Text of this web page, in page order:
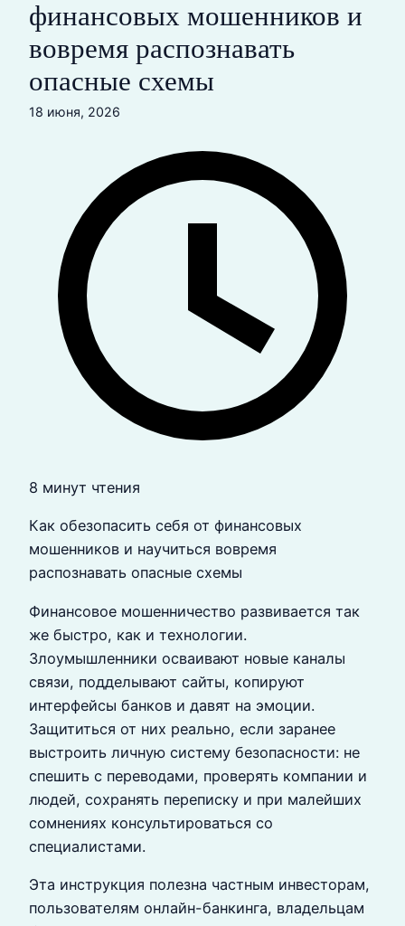
финансовых мошенников и
вовремя распознавать
опасные схемы
18 июня, 2026
8 минут чтения
Как обезопасить себя от финансовых
мошенников и научиться вовремя
распознавать опасные схемы
Финансовое мошенничество развивается так
же быстро, как и технологии.
Злоумышленники осваивают новые каналы
связи, подделывают сайты, копируют
интерфейсы банков и давят на эмоции.
Защититься от них реально, если заранее
выстроить личную систему безопасности: не
спешить с переводами, проверять компании и
людей, сохранять переписку и при малейших
сомнениях консультироваться со
специалистами.
Эта инструкция полезна частным инвесторам,
пользователям онлайн-банкинга, владельцам